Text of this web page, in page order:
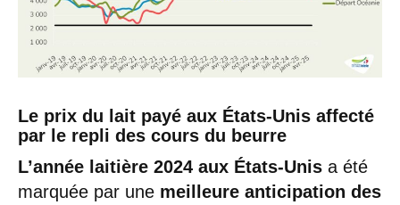
Le prix du lait payé aux États-Unis affecté
par le repli des cours du beurre
L’année laitière 2024 aux États-Unis a été
marquée par une meilleure anticipation des